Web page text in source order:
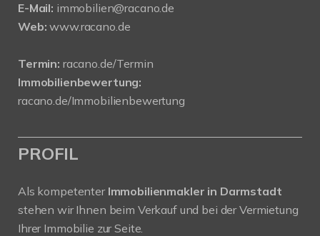
E-Mail: immobilien@racano.de
Web: www.racano.de
Termin: racano.de/Termin
Immobilienbewertung:
racano.de/Immobilienbewertung
PROFIL
Als kompetenter Immobilienmakler in Darmstadt
stehen wir Ihnen beim Verkauf und bei der Vermietung
Ihrer Immobilie zur Seite.